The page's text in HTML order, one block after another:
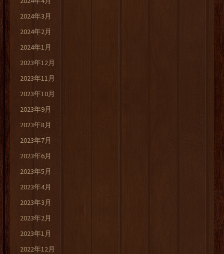
2024年3月
2024年2月
2024年1月
2023年12月
2023年11月
2023年10月
2023年9月
2023年8月
2023年7月
2023年6月
2023年5月
2023年4月
2023年3月
2023年2月
2023年1月
2022年12月